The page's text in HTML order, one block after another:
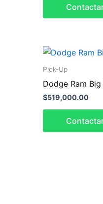
Pick-Up
Dodge Ram
$519,000.00